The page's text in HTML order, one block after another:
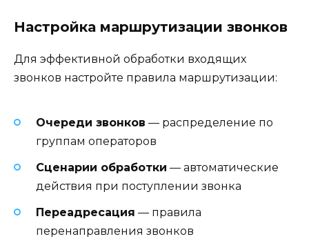
Настройка маршрутизации звонков
Для эффективной обработки входящих
звонков настройте правила маршрутизации:
Очереди звонков — распределение по
группам операторов
Сценарии обработки — автоматические
действия при поступлении звонка
Переадресация — правила
перенаправления звонков